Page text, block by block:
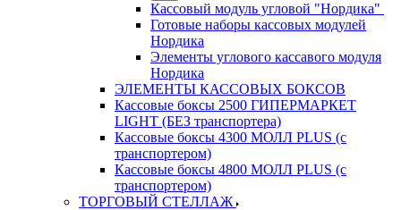
Кассовый модуль угловой "Нордика"
Готовые наборы кассовых модулей
Нордика
Элементы углового кассавого модуля
Нордика
ЭЛЕМЕНТЫ КАССОВЫХ БОКСОВ
Кассовые боксы 2500 ГИПЕРМАРКЕТ
LIGHT (БЕЗ транспортера)
Кассовые боксы 4300 МОЛЛ PLUS (с
транспортером)
Кассовые боксы 4800 МОЛЛ PLUS (с
транспортером)
ТОРГОВЫЙ СТЕЛЛАЖ